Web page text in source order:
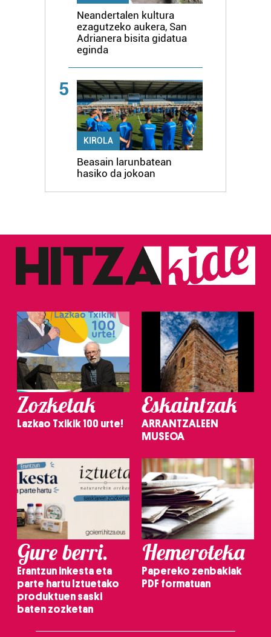
Neandertalen kultura
ezagutzeko aukera, San
Adrianera bisita gidatua
eginda
5
KIROLA
Beasain larunbatean
hasiko da jokoan
Zozketak
Lazkao Txikik 100 urte!
Eskaintzak
ARRANTZALEEN
MUSEOA
Gure berri.
Erantzun inkesta eta
parte hartu Iztuetako
produktuen saski
baten zozketan
Hemeroteka
Papereko zenbakiak
PDF formatuan